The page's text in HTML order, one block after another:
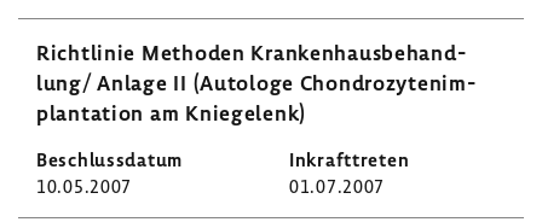
Richt­linie Methoden Kran­ken­haus­be­hand­
lung/ Anlage II (Auto­loge Chon­dro­zy­ten­im­
plan­ta­tion am Knie­ge­lenk)
10.05.2007 01.07.2007